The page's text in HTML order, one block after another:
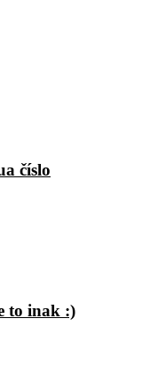
číslo
to inak :)